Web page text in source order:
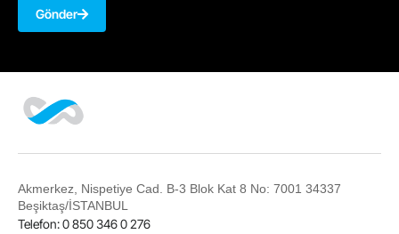
Gönder
Akmerkez, Nispetiye Cad. B-3 Blok Kat 8 No: 7001 34337
Beşiktaş/İSTANBUL
Telefon: 0 850 346 0 276